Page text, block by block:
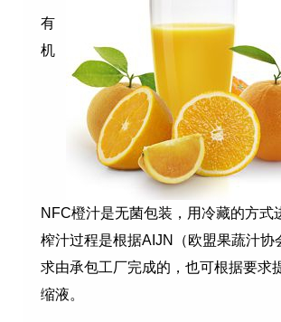
有
机
NFC橙汁是无菌包装，用冷藏的方式
榨汁过程是根据AIJN（欧盟果蔬汁协
求由承包工厂完成的，也可根据要求
缩液。